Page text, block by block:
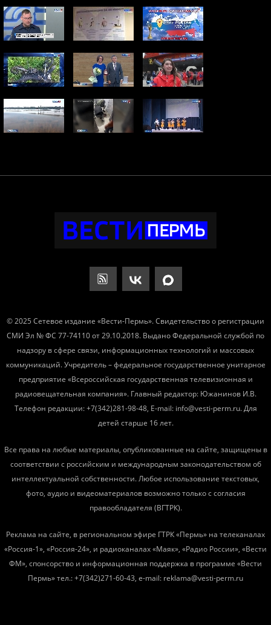
© 2025 Сетевое издание «Вести-Пермь». Свидетельство о регистрации
СМИ Эл № ФС 77-74110 от 29.10.2018. Выдано Федеральной службой по
надзору в сфере связи, информационных технологий и массовых
коммуникаций. Учредитель – федеральное государственное унитарное
предприятие «Всероссийская государственная телевизионная и
радиовещательная компания». Главный редактор: Южанинов И.В.
Телефон редакции: +7(342)281-98-48, E-mail: info@vesti-perm.ru. Для
детей старше 16 лет.
Все права на любые материалы, опубликованные на сайте, защищены в
соответствии с российским и международным законодательством об
интеллектуальной собственности. Любое использование текстовых,
фото, аудио и видеоматериалов возможно только с согласия
правообладателя (ВГТРК).
Реклама на сайте, в региональном эфире ГТРК «Пермь» на телеканалах
«Россия-1», «Россия-24», и радиоканалах «Маяк», «Радио России», «Вести
ФМ», спонсорство и информационная поддержка в программе «Вести
Пермь» тел.: +7(342)271-60-43, e-mail: reklama@vesti-perm.ru